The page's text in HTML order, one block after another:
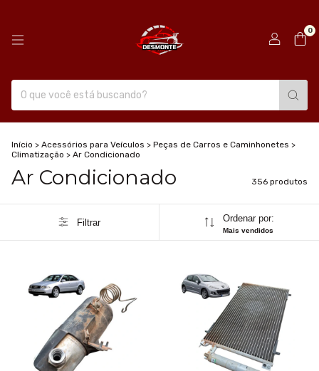
0
Início > Acessórios para Veículos > Peças de Carros e Caminhonetes >
Climatização > Ar Condicionado
Ar Condicionado 356 produtos
Filtrar Ordenar por:
Mais vendidos